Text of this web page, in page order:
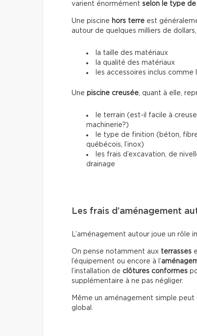
varient énormément selon le type de
Une piscine hors terre est
autour de quelques milliers de
la taille des matériaux
la qualité des matériaux
les accessoires inclus comme
Une piscine creusée, quant à elle,
le terrain (est-il facile à
machinerie?)
le type de finition (béton,
québécois, l’inox)
les frais d’excavation, de
drainage
Les frais d’aménagement
L’aménagement autour joue un rôle
On pense notamment aux terrasses
l’équipement ou encore à l’
l’installation de clôtures conformes
supplémentaire à ne pas négliger.
Même un aménagement simple
global.